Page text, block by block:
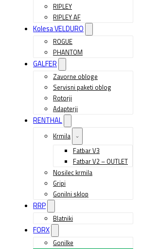
RIPLEY
RIPLEY AF
Kolesa VELDURO
ROGUE
PHANTOM
GALFER
Zavorne obloge
Servisni paketi oblog
Rotorji
Adapterji
RENTHAL
Krmila
Fatbar V3
Fatbar V2 – OUTLET
Nosilec krmila
Gripi
Gonilni sklop
RRP
Blatniki
FORX
Gonilke